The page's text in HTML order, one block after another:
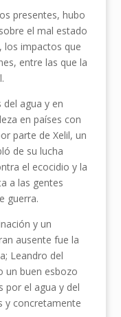
presentes, hubo
el mal estado
los impactos que
entre las que la
agua y en
en países con
parte de Xelil, un
de su lucha
el ecocidio y la
a las gentes
guerra.
y un
ausente fue la
Leandro del
un buen esbozo
por el agua y del
y concretamente